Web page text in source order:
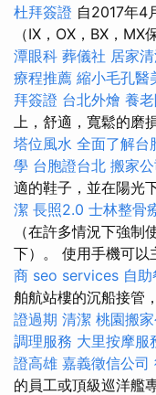
杜拜簽證 自2017年4
（IX，OX，BX，
潭眼科 葬儀社 居家
療程推薦 縮小毛孔醫
拜簽證 台北外燴 養
上，舒適，寬鬆的磨
塔位風水 全面了解台
學 台胞證台北 搬家
適的鞋子，並在陽光
潔 長照2.0 士林整骨
（在許多情況下強
下）。 使用手機可以
商 seo services 自助
舶航站樓的沉船接管
證過期 清潔 桃園搬
調理服務 大里按摩服
證高雄 嘉義徵信公司
的員工或頂級巡洋艦